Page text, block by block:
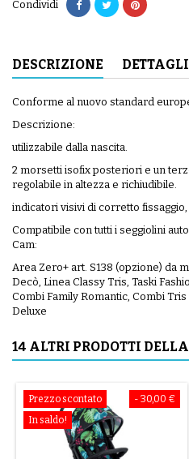
Condividi
DESCRIZIONE
Conforme al nuovo standard
Descrizione:
utilizzabile dalla nascita.
2 morsetti isofix posteriori e un
regolabile in altezza e richiudibile.
indicatori visivi di corretto
Compatibile con tutti i seggiolini
Cam:
Area Zero+ art. S138 (opzione) da
Decò, Linea Classy Tris, Taski
Combi Family Romantic, Combi
Deluxe
14 ALTRI PRODOTTI
- 30,00 €
Prezzo scontato
In saldo!